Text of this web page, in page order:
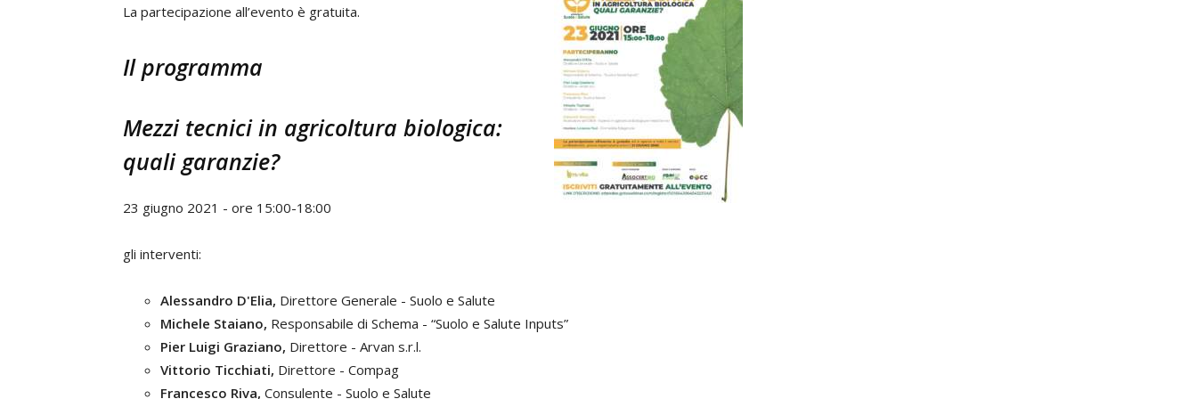
La partecipazione all’evento è gratuita.
Il programma
Mezzi tecnici in agricoltura biologica:
quali garanzie?
23 giugno 2021 - ore 15:00-18:00
gli interventi:
Alessandro D'Elia, Direttore Generale - Suolo e Salute
Michele Staiano, Responsabile di Schema - “Suolo e Salute Inputs”
Pier Luigi Graziano, Direttore - Arvan s.r.l.
Vittorio Ticchiati, Direttore - Compag
Francesco Riva, Consulente - Suolo e Salute